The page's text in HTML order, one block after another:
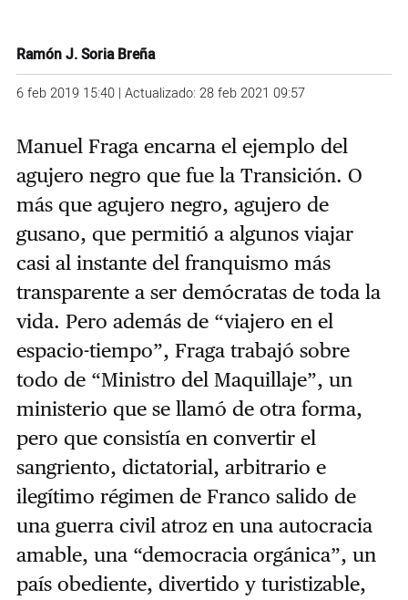
Ramón J. Soria Breña
6 feb 2019 15:40 | Actualizado: 28 feb 2021 09:57
Manuel Fraga encarna el ejemplo del
agujero negro que fue la Transición. O
más que agujero negro, agujero de
gusano, que permitió a algunos viajar
casi al instante del franquismo más
transparente a ser demócratas de toda la
vida. Pero además de “viajero en el
espacio-tiempo”, Fraga trabajó sobre
todo de “Ministro del Maquillaje”, un
ministerio que se llamó de otra forma,
pero que consistía en convertir el
sangriento, dictatorial, arbitrario e
ilegítimo régimen de Franco salido de
una guerra civil atroz en una autocracia
amable, una “democracia orgánica”, un
país obediente, divertido y turistizable,